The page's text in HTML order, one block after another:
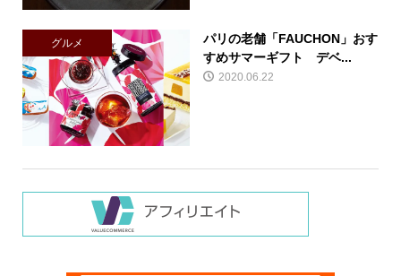
グルメ
パリの老舗「FAUCHON」おす
すめサマーギフト デベ...
2020.06.22